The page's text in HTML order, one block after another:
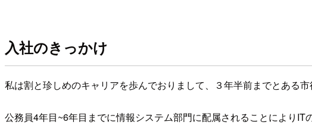
入社のきっかけ
私は割と珍しめのキャリアを歩んでおりまして、３年半前までとある市
公務員4年目~6年目までに情報システム部門に配属されることにより